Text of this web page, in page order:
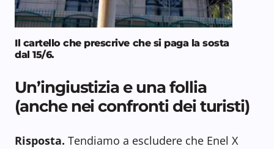
Il cartello che prescrive che si paga la sosta
dal 15/6.
Un’ingiustizia e una follia
(anche nei confronti dei turisti)
Risposta. Tendiamo a escludere che Enel X